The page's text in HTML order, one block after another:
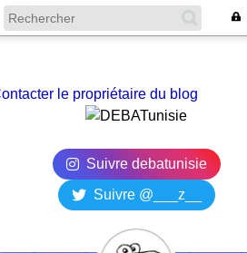
le propriétaire du blog
Suivre debatunisie
Suivre @___z__